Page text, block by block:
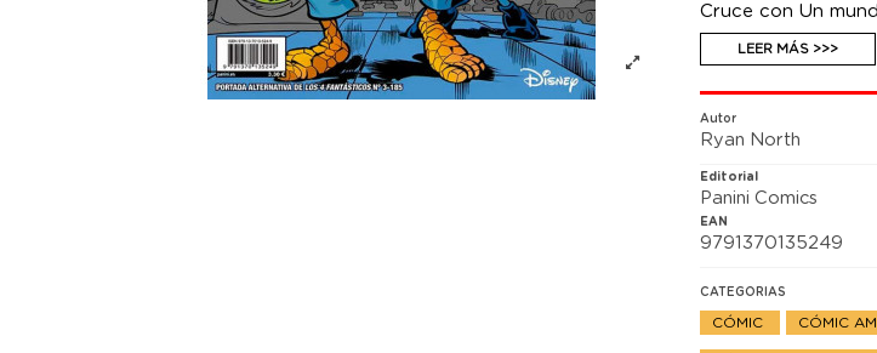
Cruce con Un
conocer la verdad,
de la guarida
LEER MÁS >>>
Autor
Ryan North
Editorial
Panini Comics
EAN
9791370135249
CATEGORIAS
CÓMIC CÓMIC